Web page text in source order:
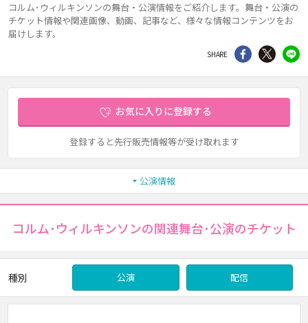
コルム･ウィルキンソンの舞台・公演情報をご紹介します。舞台・公演の
チケット情報や関連画像、動画、記事など、様々な情報コンテンツをお
届けします。
SHARE シェア Twitter
お気に入りに登録する
登録すると先行販売情報等が受け取れます
公演情報
コルム･ウィルキンソンの関連舞台･公演のチケット
種別 公演 配信